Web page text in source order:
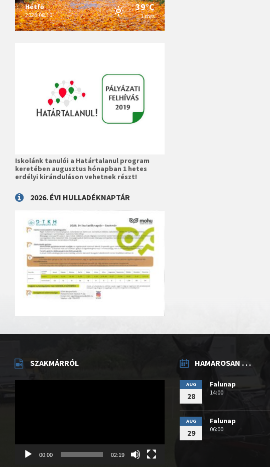
Hétfő
2026.08.10.
39°C
1 m/s
Iskolánk tanulói a Határtalanul program
keretében augusztus hónapban 1 hetes
erdélyi kiránduláson vehetnek részt!
2026. ÉVI HULLADÉKNAPTÁR
SZAKMÁRRÓL
00:00 02:19
HAMAROSAN . . .
AUG
28
Falunap
14:00
AUG
29
Falunap
06:00